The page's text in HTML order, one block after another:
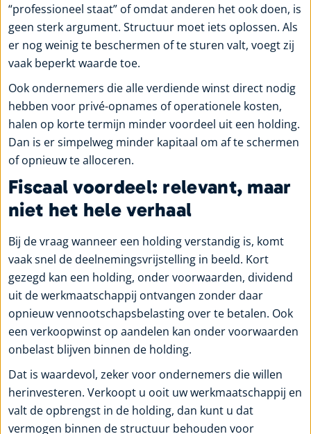
“professioneel staat” of omdat anderen het ook doen, is
geen sterk argument. Structuur moet iets oplossen. Als
er nog weinig te beschermen of te sturen valt, voegt zij
vaak beperkt waarde toe.
Ook ondernemers die alle verdiende winst direct nodig
hebben voor privé-opnames of operationele kosten,
halen op korte termijn minder voordeel uit een holding.
Dan is er simpelweg minder kapitaal om af te schermen
of opnieuw te alloceren.
Fiscaal voordeel: relevant, maar
niet het hele verhaal
Bij de vraag wanneer een holding verstandig is, komt
vaak snel de deelnemingsvrijstelling in beeld. Kort
gezegd kan een holding, onder voorwaarden, dividend
uit de werkmaatschappij ontvangen zonder daar
opnieuw vennootschapsbelasting over te betalen. Ook
een verkoopwinst op aandelen kan onder voorwaarden
onbelast blijven binnen de holding.
Dat is waardevol, zeker voor ondernemers die willen
herinvesteren. Verkoopt u ooit uw werkmaatschappij en
valt de opbrengst in de holding, dan kunt u dat
vermogen binnen de structuur behouden voor